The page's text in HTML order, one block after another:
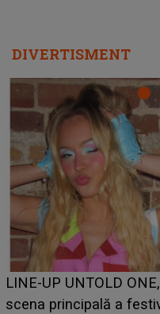
DIVERTISMENT
Ce a dezvăluit noua
luat prin surprindere pe